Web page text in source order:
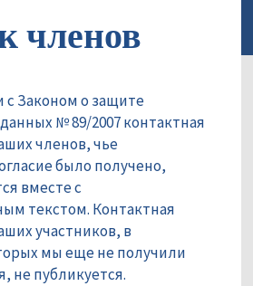
членов
с Законом о защите
№ 89/2007 контактная
членов, чье
было получено,
вместе с
текстом. Контактная
участников, в
мы еще не получили
не публикуется.